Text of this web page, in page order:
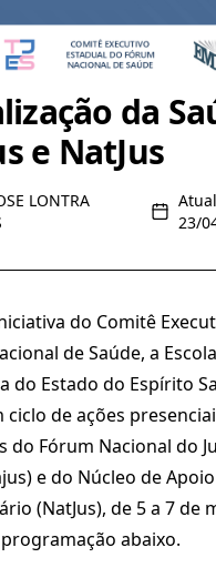
da
e NatJus
LONTRA
23/
do Comitê
de Saúde, a
do Estado do Espírito
ciclo de ações
do Fórum Nacional do
e do Núcleo de
(NatJus), de 5 a 7 de
abaixo.